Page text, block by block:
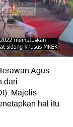
Agus
dari
Majelis
hal itu